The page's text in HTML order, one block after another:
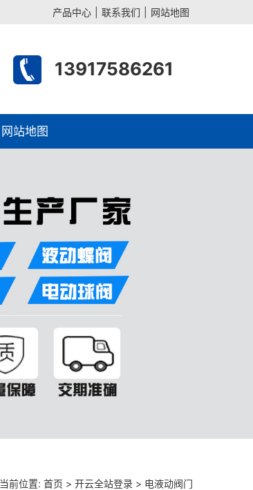
产品中心 联系我们 网站地图
13917586261
网站地图
当前位置: 首页 > 开云全站登录 > 电液动阀门